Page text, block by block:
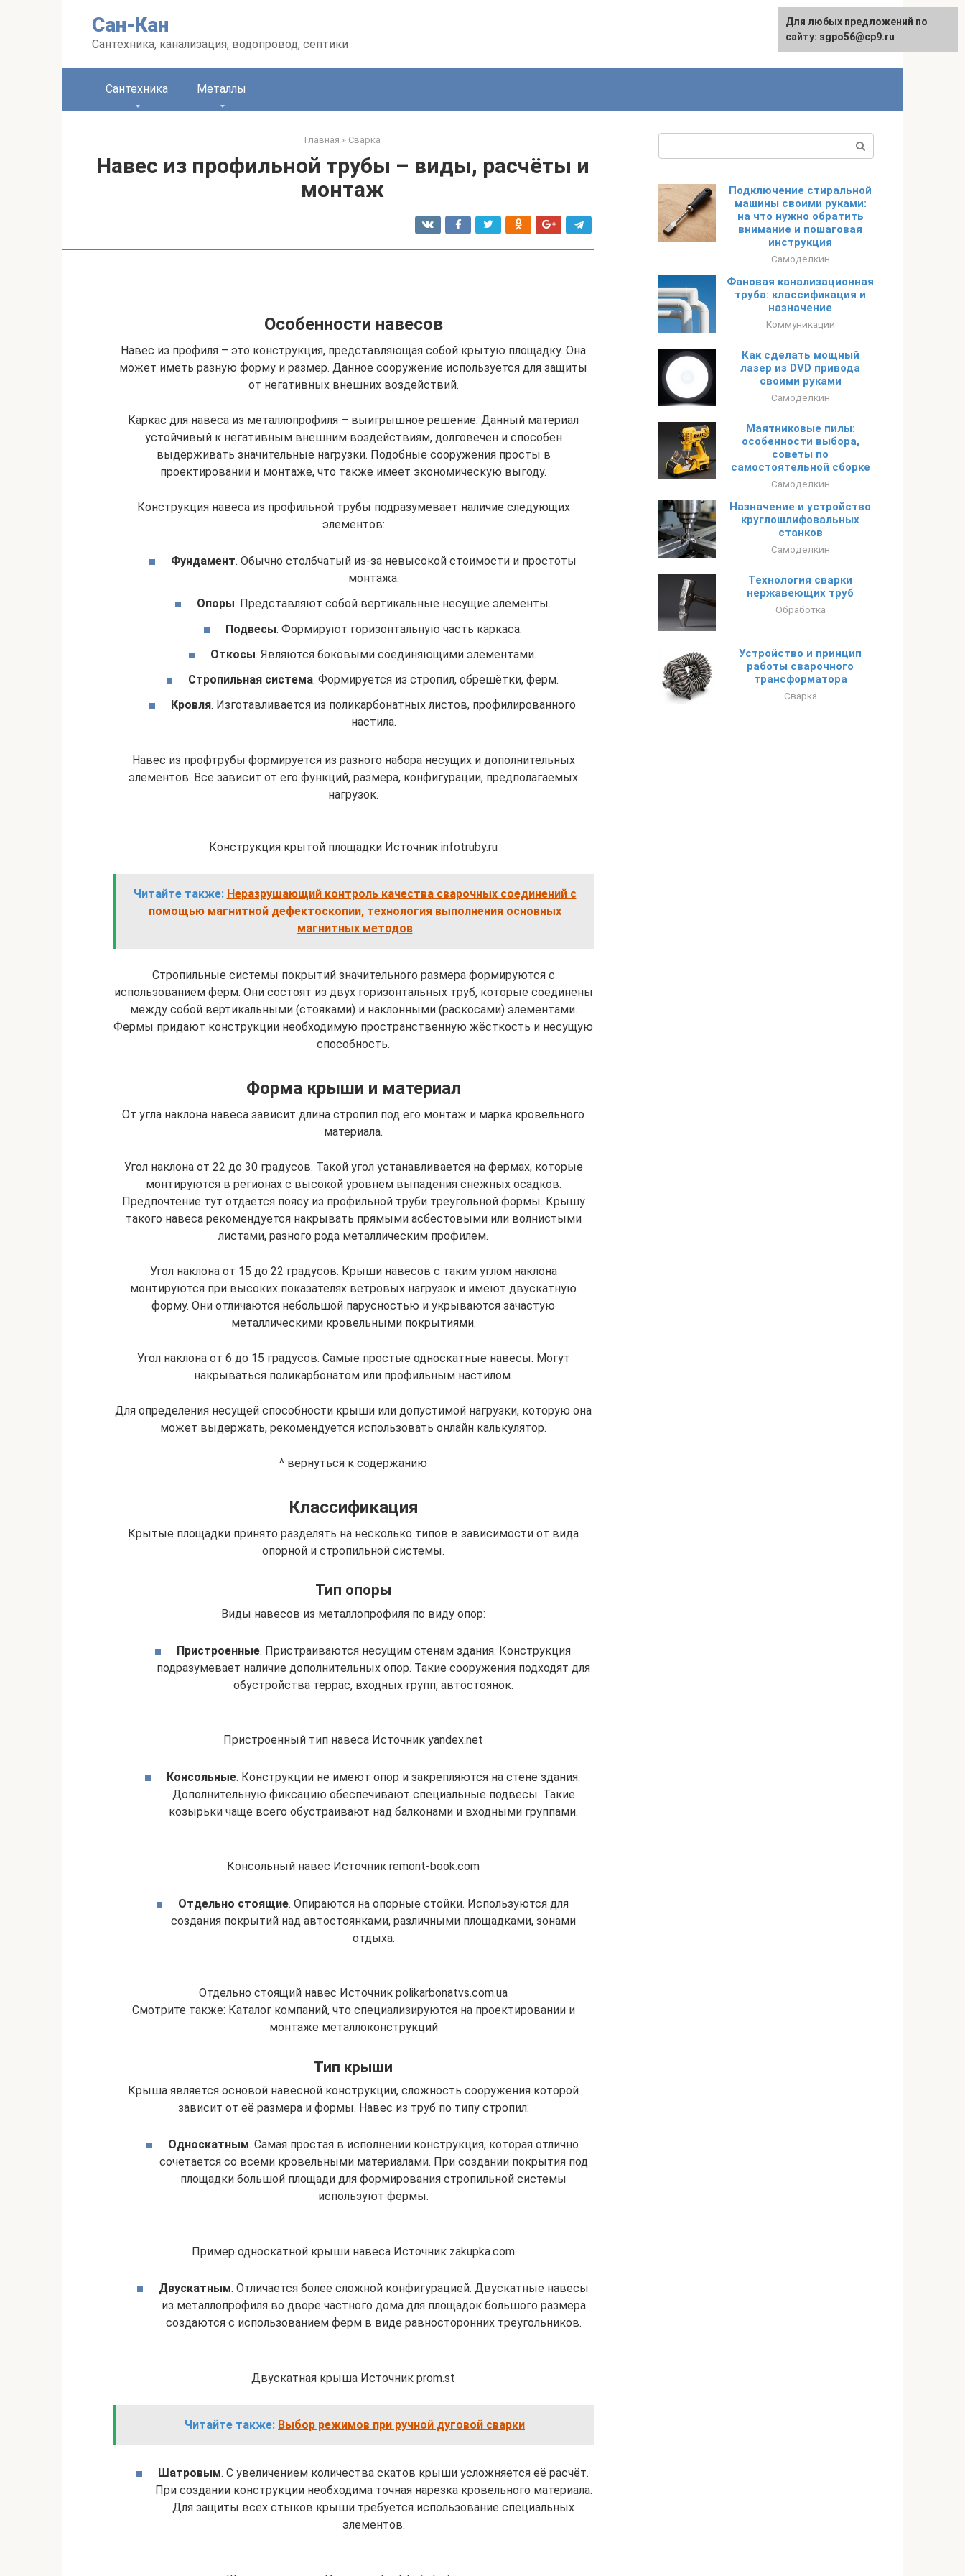
Сан-Кан
Сантехника, канализация, водопровод, септики
English
Сантехника Металлы
Главная » Сварка
Навес из профильной трубы – виды, расчёты и
монтаж
Особенности навесов
Навес из профиля – это конструкция, представляющая собой крытую площадку. Она
может иметь разную форму и размер. Данное сооружение используется для защиты
от негативных внешних воздействий.
Каркас для навеса из металлопрофиля – выигрышное решение. Данный материал
устойчивый к негативным внешним воздействиям, долговечен и способен
выдерживать значительные нагрузки. Подобные сооружения просты в
проектировании и монтаже, что также имеет экономическую выгоду.
Конструкция навеса из профильной трубы подразумевает наличие следующих
элементов:
Фундамент. Обычно столбчатый из-за невысокой стоимости и простоты
монтажа.
Опоры. Представляют собой вертикальные несущие элементы.
Подвесы. Формируют горизонтальную часть каркаса.
Откосы. Являются боковыми соединяющими элементами.
Стропильная система. Формируется из стропил, обрешётки, ферм.
Кровля. Изготавливается из поликарбонатных листов, профилированного
настила.
Навес из профтрубы формируется из разного набора несущих и дополнительных
элементов. Все зависит от его функций, размера, конфигурации, предполагаемых
нагрузок.
Конструкция крытой площадки Источник infotruby.ru
Читайте также: Неразрушающий контроль качества сварочных соединений с
помощью магнитной дефектоскопии, технология выполнения основных
магнитных методов
Стропильные системы покрытий значительного размера формируются с
использованием ферм. Они состоят из двух горизонтальных труб, которые соединены
между собой вертикальными (стояками) и наклонными (раскосами) элементами.
Фермы придают конструкции необходимую пространственную жёсткость и несущую
способность.
Форма крыши и материал
От угла наклона навеса зависит длина стропил под его монтаж и марка кровельного
материала.
Угол наклона от 22 до 30 градусов. Такой угол устанавливается на фермах, которые
монтируются в регионах с высокой уровнем выпадения снежных осадков.
Предпочтение тут отдается поясу из профильной труби треугольной формы. Крышу
такого навеса рекомендуется накрывать прямыми асбестовыми или волнистыми
листами, разного рода металлическим профилем.
Угол наклона от 15 до 22 градусов. Крыши навесов с таким углом наклона
монтируются при высоких показателях ветровых нагрузок и имеют двускатную
форму. Они отличаются небольшой парусностью и укрываются зачастую
металлическими кровельными покрытиями.
Угол наклона от 6 до 15 градусов. Самые простые односкатные навесы. Могут
накрываться поликарбонатом или профильным настилом.
Для определения несущей способности крыши или допустимой нагрузки, которую она
может выдержать, рекомендуется использовать онлайн калькулятор.
^ вернуться к содержанию
Классификация
Крытые площадки принято разделять на несколько типов в зависимости от вида
опорной и стропильной системы.
Тип опоры
Виды навесов из металлопрофиля по виду опор:
Пристроенные. Пристраиваются несущим стенам здания. Конструкция
подразумевает наличие дополнительных опор. Такие сооружения подходят для
обустройства террас, входных групп, автостоянок.
Пристроенный тип навеса Источник yandex.net
Консольные. Конструкции не имеют опор и закрепляются на стене здания.
Дополнительную фиксацию обеспечивают специальные подвесы. Такие
козырьки чаще всего обустраивают над балконами и входными группами.
Консольный навес Источник remont-book.com
Отдельно стоящие. Опираются на опорные стойки. Используются для
создания покрытий над автостоянками, различными площадками, зонами
отдыха.
Отдельно стоящий навес Источник polikarbonatvs.com.ua
Смотрите также: Каталог компаний, что специализируются на проектировании и
монтаже металлоконструкций
Тип крыши
Крыша является основой навесной конструкции, сложность сооружения которой
зависит от её размера и формы. Навес из труб по типу стропил:
Односкатным. Самая простая в исполнении конструкция, которая отлично
сочетается со всеми кровельными материалами. При создании покрытия под
площадки большой площади для формирования стропильной системы
используют фермы.
Пример односкатной крыши навеса Источник zakupka.com
Двускатным. Отличается более сложной конфигурацией. Двускатные навесы
из металлопрофиля во дворе частного дома для площадок большого размера
создаются с использованием ферм в виде равносторонних треугольников.
Двускатная крыша Источник prom.st
Читайте также: Выбор режимов при ручной дуговой сварки
Шатровым. С увеличением количества скатов крыши усложняется её расчёт.
При создании конструкции необходима точная нарезка кровельного материала.
Для защиты всех стыков крыши требуется использование специальных
элементов.
Подключение стиральной
машины своими руками:
на что нужно обратить
внимание и пошаговая
инструкция
Самоделкин
Фановая канализационная
труба: классификация и
назначение
Коммуникации
Как сделать мощный
лазер из DVD привода
своими руками
Самоделкин
Маятниковые пилы:
особенности выбора,
советы по
самостоятельной сборке
Самоделкин
Назначение и устройство
круглошлифовальных
станков
Самоделкин
Технология сварки
нержавеющих труб
Обработка
Устройство и принцип
работы сварочного
трансформатора
Сварка
Для любых предложений по
сайту: sgpo56@cp9.ru